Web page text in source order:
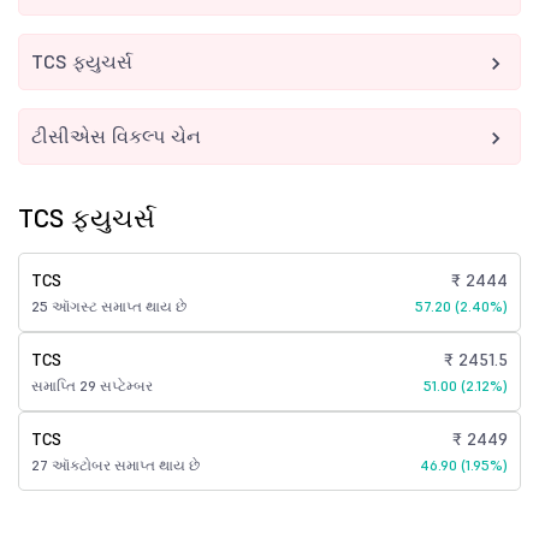
TCS ફ્યુચર્સ
ટીસીએસ વિકલ્પ ચેન
TCS ફ્યુચર્સ
TCS
25 ઑગસ્ટ સમાપ્ત થાય છે
₹ 2444
57.20 (2.40%)
TCS
સમાપ્તિ 29 સપ્ટેમ્બર
₹ 2451.5
51.00 (2.12%)
TCS
27 ઑક્ટોબર સમાપ્ત થાય છે
₹ 2449
46.90 (1.95%)